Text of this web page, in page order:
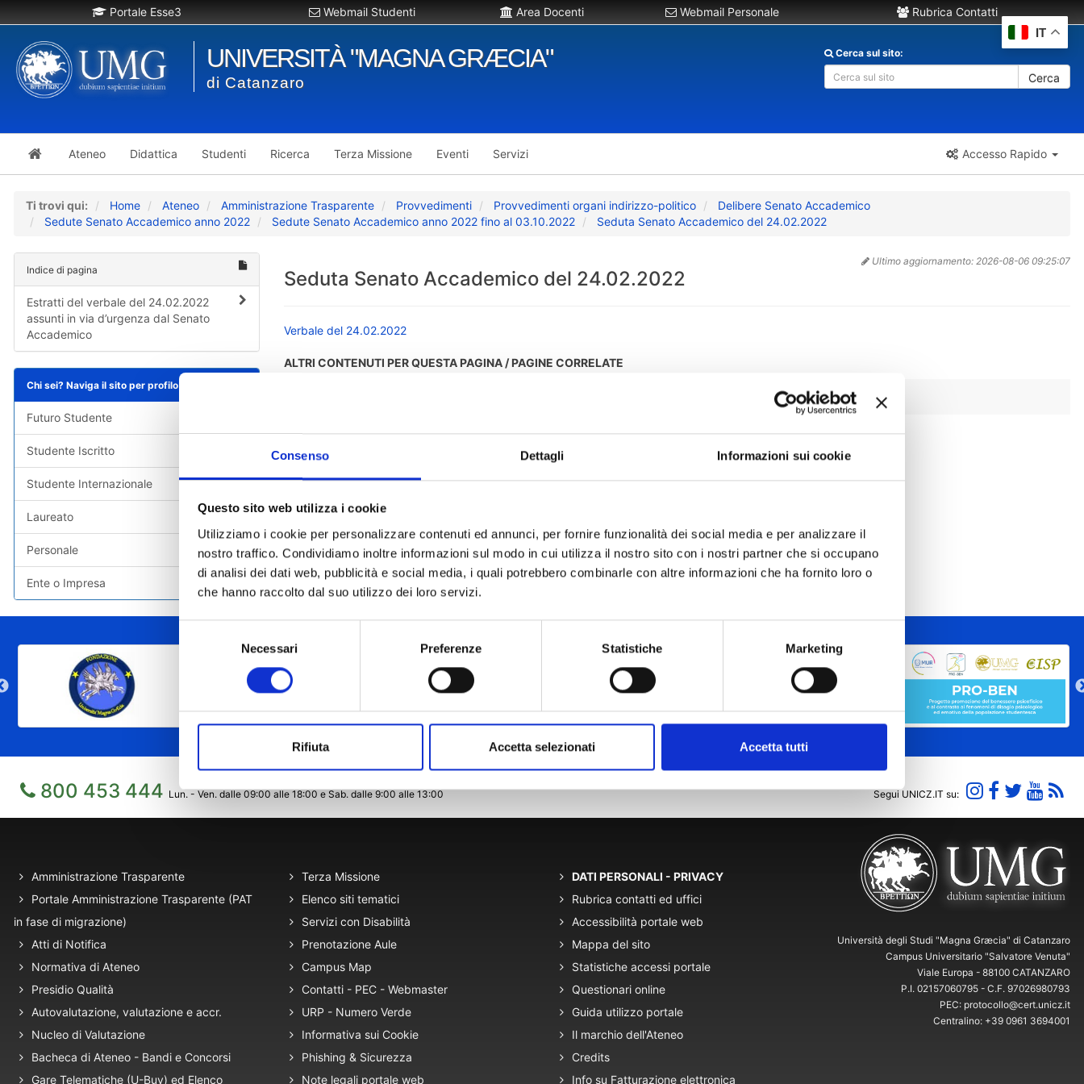
Consenso Dettagli Informazioni sui cookie
Questo sito web utilizza i cookie
Utilizziamo i cookie per personalizzare contenuti ed annunci, per fornire funzionalità dei social media e per analizzare il
nostro traffico. Condividiamo inoltre informazioni sul modo in cui utilizza il nostro sito con i nostri partner che si occupano
di analisi dei dati web, pubblicità e social media, i quali potrebbero combinarle con altre informazioni che ha fornito loro o
che hanno raccolto dal suo utilizzo dei loro servizi.
del
Necessari Preferenze Statistiche Marketing
Rifiuta Accetta selezionati Accetta tutti
Portale Esse3 Webmail Studenti Area Docenti Webmail Personale Rubrica Contatti
UNIVERSITÀ "MAGNA GRÆCIA"
di Catanzaro
Cerca sul sito:
Cerca
Ateneo Didattica Studenti Ricerca Terza Missione Eventi Servizi Accesso Rapido
Ti trovi qui: Home Ateneo Amministrazione Trasparente Provvedimenti Provvedimenti organi indirizzo-politico
Delibere Senato Accademico
Sedute Senato Accademico anno 2022
Sedute Senato Accademico anno 2022 fino al 03.10.2022 Seduta Senato Accademico del 24.02.2022
Indice di pagina
Estratti del verbale del 24.02.2022
assunti in via d’urgenza dal Senato
Accademico
Chi sei? Naviga il sito per profilo
Futuro Studente
Studente Iscritto
Studente Internazionale
Laureato
Personale
Ente o Impresa
Ultimo aggiornamento: 2026-08-06 09:25:07
Seduta Senato Accademico del 24.02.2022
Verbale del 24.02.2022
ALTRI CONTENUTI PER QUESTA PAGINA / PAGINE CORRELATE
Estratti del verbale del 24.02.2022 assunti in via d’urgenza dal Senato Accademico
800 453 444 Lun. - Ven. dalle 09:00 alle 18:00 e Sab. dalle 9:00 alle 13:00 Segui UNICZ.IT su:
Amministrazione Trasparente
Portale Amministrazione Trasparente (PAT
in fase di migrazione)
Atti di Notifica
Normativa di Ateneo
Presidio Qualità
Autovalutazione, valutazione e accr.
Nucleo di Valutazione
Bacheca di Ateneo - Bandi e Concorsi
Gare Telematiche (U-Buy) ed Elenco
Terza Missione
Elenco siti tematici
Servizi con Disabilità
Prenotazione Aule
Campus Map
Contatti - PEC - Webmaster
URP - Numero Verde
Informativa sui Cookie
Phishing & Sicurezza
Note legali portale web
DATI PERSONALI - PRIVACY
Rubrica contatti ed uffici
Accessibilità portale web
Mappa del sito
Statistiche accessi portale
Questionari online
Guida utilizzo portale
Il marchio dell'Ateneo
Credits
Info su Fatturazione elettronica
Università degli Studi "Magna Græcia" di Catanzaro
Campus Universitario "Salvatore Venuta"
Viale Europa - 88100 CATANZARO
P.I. 02157060795 - C.F. 97026980793
PEC: protocollo@cert.unicz.it
Centralino: +39 0961 3694001
IT